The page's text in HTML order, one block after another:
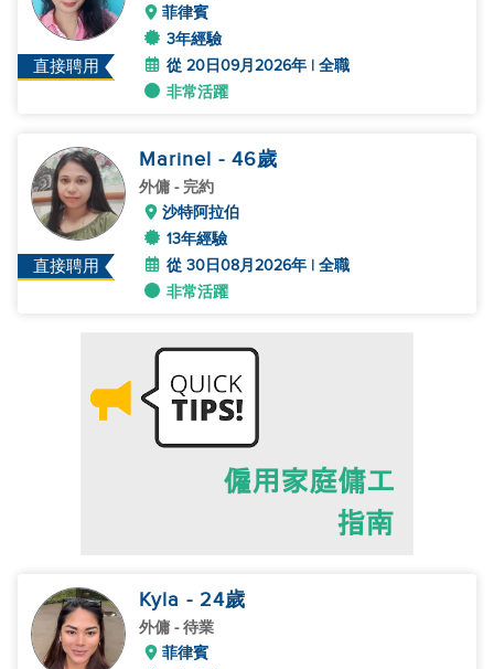
直接聘用
菲律賓
3年經驗
從 20日09月2026年 | 全職
非常活躍
直接聘用
Marinel - 46歲
外傭 - 完約
沙特阿拉伯
13年經驗
從 30日08月2026年 | 全職
非常活躍
Kyla - 24歲
外傭 - 待業
菲律賓